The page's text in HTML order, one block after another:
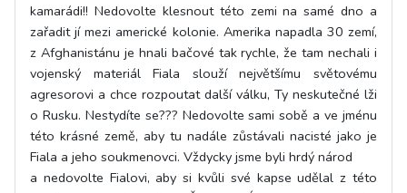
kamarádi!! Nedovolte klesnout této zemi na samé dno a
zařadit jí mezi americké kolonie. Amerika napadla 30 zemí,
z Afghanistánu je hnali bačové tak rychle, že tam nechali i
vojenský materiál Fiala slouží největšímu světovému
agresorovi a chce rozpoutat další válku, Ty neskutečné lži
o Rusku. Nestydíte se??? Nedovolte sami sobě a ve jménu
této krásné země, aby tu nadále zůstávali nacisté jako je
Fiala a jeho soukmenovci. Vždycky jsme byli hrdý národ
a nedovolte Fialovi, aby si kvůli své kapse udělal z této